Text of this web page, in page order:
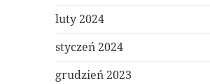
luty 2024
styczeń 2024
grudzień 2023